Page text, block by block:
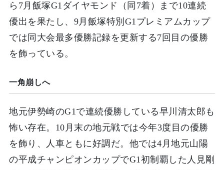
ら7月飯塚G1ダイヤモンド（同7着）まで10連続
優出を果たし、9月飯塚特別G1プレミアムカップ
では同大会最多優勝記録を更新する7回目の優勝
を飾っている。
一角崩しへ
地元伊勢崎のG1で連続優勝している早川清太郎も
怖い存在。10月末の地元戦では今年3度目の優勝
を飾り、人車ともに好調だ。他では4月地元山陽
の平成チャンピオンカップでG1初制覇した人見剛